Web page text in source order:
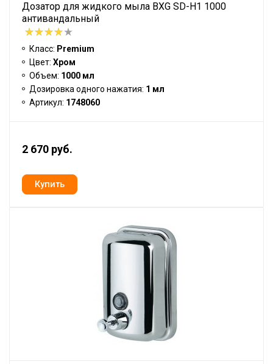
Дозатор для жидкого мыла BXG SD-H1 1000
антивандальный
Класс: Premium
Цвет: Хром
Объем: 1000 мл
Дозировка одного нажатия: 1 мл
Артикул: 1748060
2 670 руб.